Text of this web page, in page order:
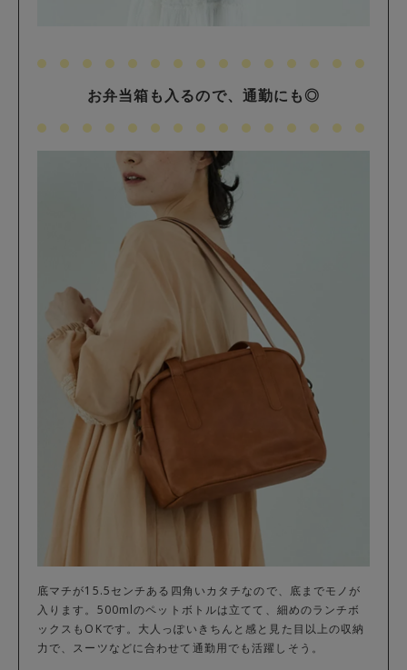
お弁当箱も入るので、通勤にも◎
底マチが15.5センチある四角いカタチなので、底までモノが
入ります。500mlのペットボトルは立てて、細めのランチボ
ックスもOKです。大人っぽいきちんと感と見た目以上の収納
力で、スーツなどに合わせて通勤用でも活躍しそう。